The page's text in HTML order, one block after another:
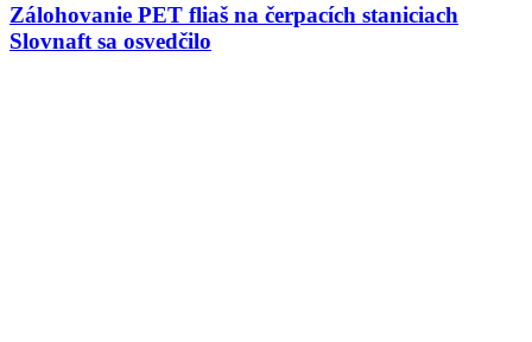
Zálohovanie PET fliaš na čerpacích staniciach
Slovnaft sa osvedčilo